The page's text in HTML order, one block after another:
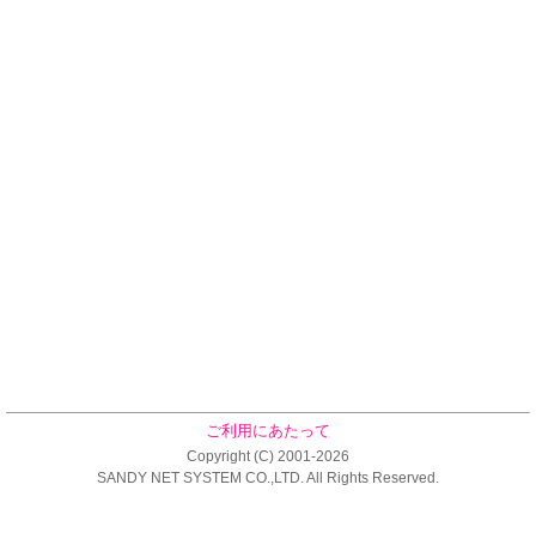
ご利用にあたって
Copyright (C) 2001-2026
SANDY NET SYSTEM CO.,LTD. All Rights Reserved.